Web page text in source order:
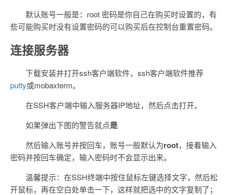
默认账号一般是：root 密码是你自己在购买时设置的，有
些可能购买时没有设置密码的可以购买后在控制台重置密码。
连接服务器
下载安装并打开ssh客户端软件，ssh客户端软件推荐
putty或mobaxterm。
在SSH客户端中输入服务器IP地址，然后点击打开。
如果弹出下图的警告就点是
然后输入账号并按回车，账号一般默认为root，接着输入
密码并按回车确定，输入密码时不会显示出来。
温馨提示：在SSH终端中按住鼠标左键选择文字，然后松
开鼠标，再在空白处单击一下，这样就把选中的文字复制了；